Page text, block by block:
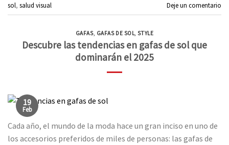
sol, salud visual Deje un comentario
GAFAS, GAFAS DE SOL,STYLE
Descubre las tendencias en gafas de sol que
dominarán el 2025
19
Feb
Cada año, el mundo de la moda hace un gran inciso en uno de
los accesorios preferidos de miles de personas: las gafas de